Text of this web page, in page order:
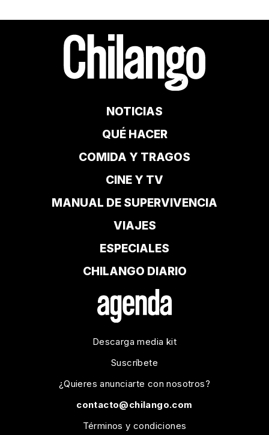
NOTICIAS
QUÉ HACER
COMIDA Y TRAGOS
CINE Y TV
MANUAL DE SUPERVIVENCIA
VIAJES
ESPECIALES
CHILANGO DIARIO
Descarga media kit
Suscríbete
¿Quieres anunciarte con nosotros?
contacto@chilango.com
Términos y condiciones